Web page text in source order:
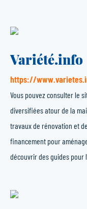
Variété.info
https://
Vous pouvez consulter le
diversifiées atour de la
travaux de rénovation et
financement pour
découvrir des guides pour